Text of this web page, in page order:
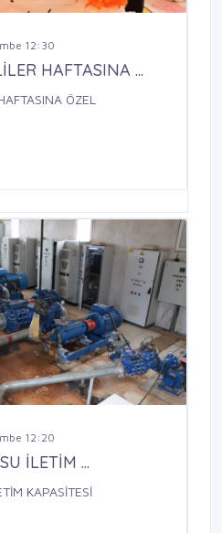
12:30
HAFTASINA ...
ÖZEL
12:20
İLETİM ...
KAPASİTESİ